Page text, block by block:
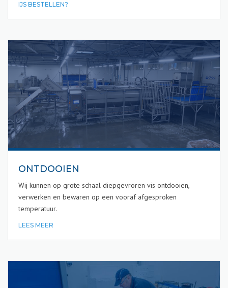
IJS BESTELLEN?
ONTDOOIEN
Wij kunnen op grote schaal diepgevroren vis ontdooien,
verwerken en bewaren op een vooraf afgesproken
temperatuur.
LEES MEER